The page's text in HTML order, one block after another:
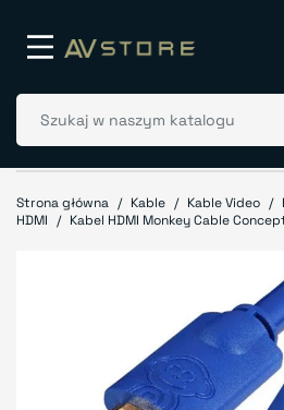
Strona główna Kable Kable Video
HDMI
Kabel HDMI Monkey Cable